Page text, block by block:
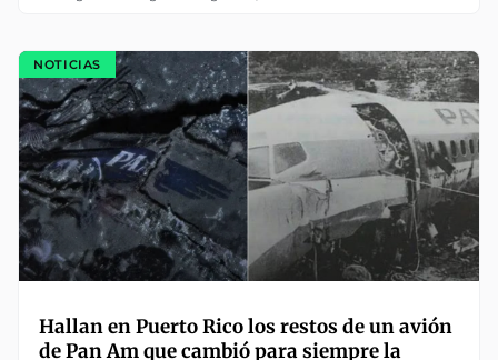
NOTICIAS
Hallan en Puerto Rico los restos de un avión
de Pan Am que cambió para siempre la